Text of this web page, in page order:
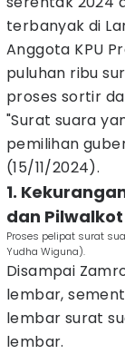
terbanyak di
Anggota KPU
puluhan ribu
proses sortir
"Surat suara
pemilihan
(15/11/2024).
1.
dan Pilwalkot
Proses pelipat surat
Yudha Wiguna).
Disampai
lembar,
lembar surat
lembar.